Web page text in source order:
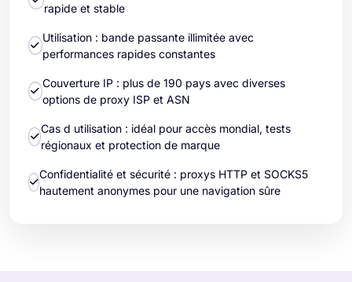
rapide et stable
Utilisation : bande passante illimitée avec
performances rapides constantes
Couverture IP : plus de 190 pays avec diverses
options de proxy ISP et ASN
Cas d utilisation : idéal pour accès mondial, tests
régionaux et protection de marque
Confidentialité et sécurité : proxys HTTP et SOCKS5
hautement anonymes pour une navigation sûre